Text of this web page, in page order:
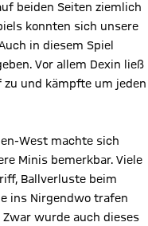
beiden Seiten ziemlich
konnten sich unsere
in diesem Spiel
Vor allem Dexin ließ
zu und kämpfte um jeden
West machte sich
Minis bemerkbar. Viele
Ballverluste beim
ins Nirgendwo trafen
wurde auch dieses